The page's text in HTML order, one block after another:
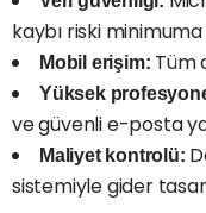
kaybı riski
Mobil erişim: Tüm
Yüksek
ve güvenli e-posta
Maliyet kontrolü:
sistemiyle gider